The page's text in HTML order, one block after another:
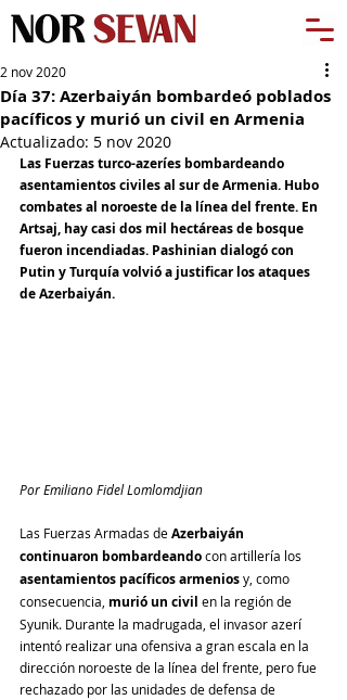
Día 37: Azerbaiyán bombardeó poblados
pacíficos y murió un civil en Armenia
2 nov 2020
Actualizado: 5 nov 2020
Las Fuerzas turco-azeríes bombardeando
asentamientos civiles al sur de Armenia. Hubo
combates al noroeste de la línea del frente. En
Artsaj, hay casi dos mil hectáreas de bosque
fueron incendiadas. Pashinian dialogó con
Putin y Turquía volvió a justificar los ataques
de Azerbaiyán.
Por Emiliano Fidel Lomlomdjian
Las Fuerzas Armadas de Azerbaiyán
continuaron bombardeando con artillería los
asentamientos pacíficos armenios y, como
consecuencia, murió un civil en la región de
Syunik. Durante la madrugada, el invasor azerí
intentó realizar una ofensiva a gran escala en la
dirección noroeste de la línea del frente, pero fue
rechazado por las unidades de defensa de